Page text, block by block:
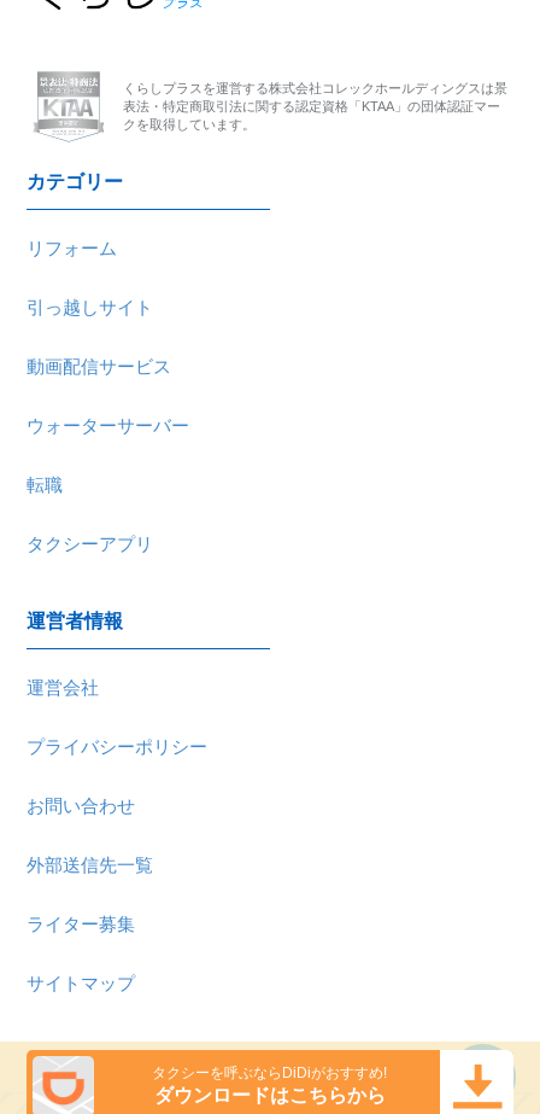
タクシーを呼ぶならDiDiがおすすめ!
ダウンロードはこちらから 目次
くらしプラスを運営する株式会社コレックホールディングスは景
表法・特定商取引法に関する認定資格「KTAA」の団体認証マー
クを取得しています。
運営者情報
運営会社
プライバシーポリシー
お問い合わせ
外部送信先一覧
ライター募集
サイトマップ
カテゴリー
リフォーム
引っ越しサイト
動画配信サービス
ウォーターサーバー
転職
タクシーアプリ
Copyright (C) 2022 くらしプラス All Rights Reserved.